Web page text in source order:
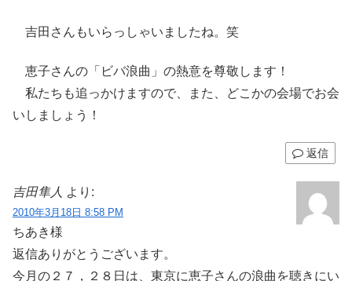
吉田さんもいらっしゃいましたね。笑
恵子さんの「ビバ浪曲」の熱意を尊敬します！
私たちも追っかけますので、また、どこかの会場でお会
いしましょう！
返信
吉田隼人 より:
2010年3月18日 8:58 PM
ちあき様
返信ありがとうございます。
今月の２７，２８日は、東京に恵子さんの浪曲を聴きにい